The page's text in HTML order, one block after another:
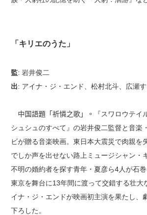
「 キリエのうた」
監: 岩井俊二
出: アイナ・ジ・エンド、松村北斗、広瀬
中国語題「祈憐之歌」。
『スワロウテイ
シ ュシュのすべて』の岩井俊二監督と音楽
ビが贈る音楽映画。東日本大震災で肉親を
でしか声を出せない路上ミュージシャン・
不明の婚約者を探す青年・夏彦ら4人が石巻
東京を舞台に13年間に渡って交錯する壮大
イナ・ジ・エンドが映画初主演を果たし、
下ろした。